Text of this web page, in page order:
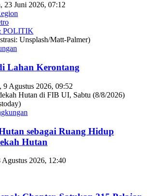
23 Juni 2026, 07:12
POLITIK
Lahan Kerontang
9 Agustus 2026, 09:52
sebagai Ruang Hidup
Hutan
Agustus 2026, 12:40